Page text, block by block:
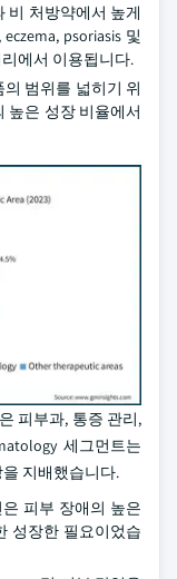
비 처방약에서 높게
psoriasis 및
에서 이용됩니다.
범위를 넓히기 위
높은 성장 비율에서
피부과, 통증 관리,
세그먼트는
을 지배했습니다.
피부 장애의 높은
성장한 필요이었습